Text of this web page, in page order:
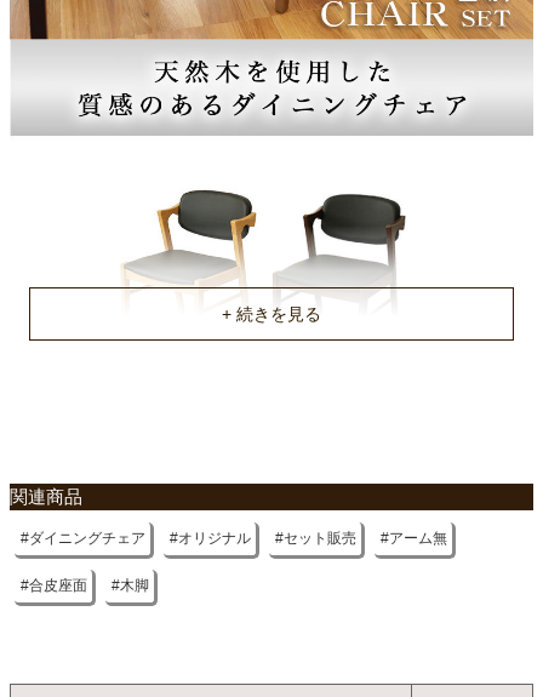
約57ｘ78ｘ91(cm)
約16kg
関連商品
ダイニングチェア オリジナル セット販売 アーム無
合皮座面 木脚